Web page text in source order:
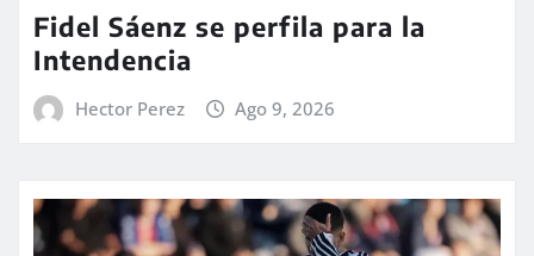
Fidel Sáenz se perfila para la
Intendencia
Hector Perez Ago 9, 2026